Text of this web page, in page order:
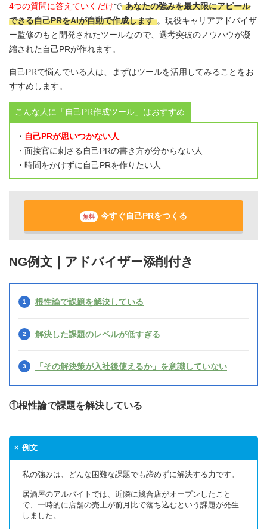
4つの質問に答えていくだけで あなたの強みを最大限にアピール
できる自己PRをAIが自動で作成します 。現役キャリアアドバイザ
ー監修のもと開発されたツールなので、選考突破のノウハウが凝
縮された自己PRが作れます。
自己PRで悩んでいる人は、まずはツールを活用してみることをお
すすめします。
こんな人に「自己PR作成ツール」はおすすめ
・ 自己PRが思いつかない人
・面接官に刺さる自己PRの書き方が分からない人
・時間をかけずに自己PRを作りたい人
無料 今すぐ自己PRをつくる
NG例文｜アドバイザー添削付き
根性論で課題を解決している
解決した課題のレベルが低すぎる
「その解決策が入社後使えるか」を意識していない
①根性論で課題を解決している
例文
私の強みは、どんな困難な課題でも諦めずに解決する力です。
居酒屋のアルバイトでは、近隣に競合店がオープンしたこと
で、一時的に店舗の売上が前月比で落ち込むという課題が発生
しました。